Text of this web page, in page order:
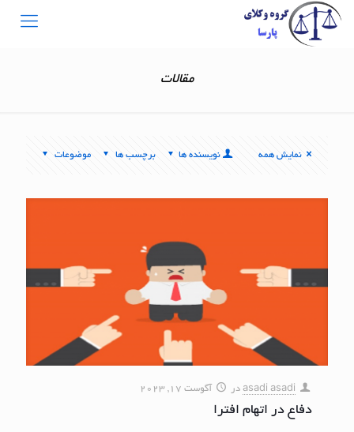
مقالات
موضوعات برچسب ها نویسنده ها نمایش همه
asadi asadi در آگوست 17, 2023
دفاع در اتهام افترا